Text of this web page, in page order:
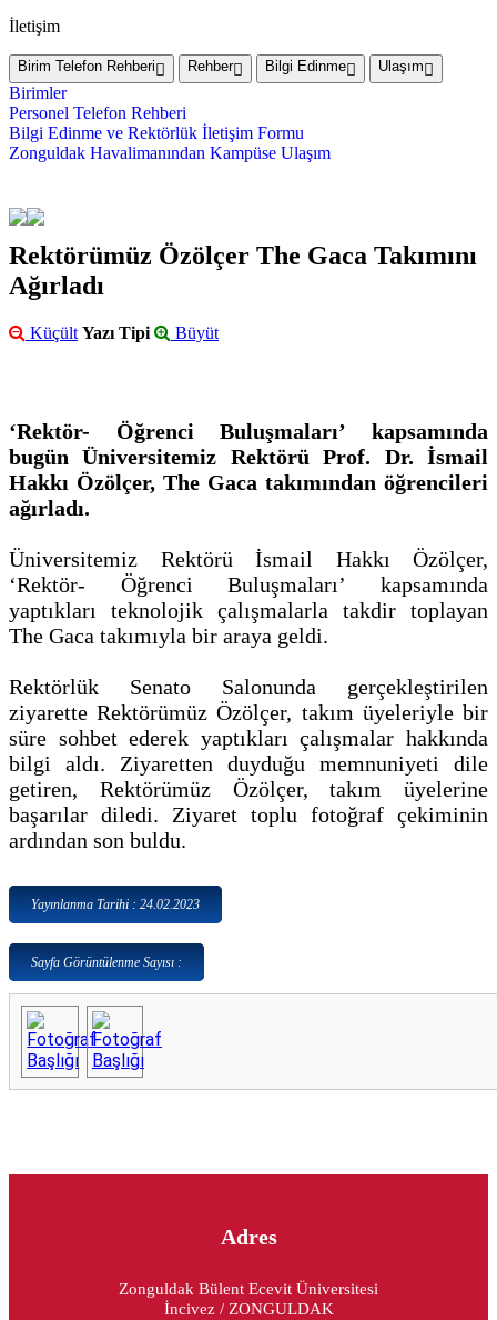
İletişim
Birim Telefon Rehberi Rehber Bilgi Edinme Ulaşım
Birimler
Personel Telefon Rehberi
Bilgi Edinme ve Rektörlük İletişim Formu
Zonguldak Havalimanından Kampüse Ulaşım
Rektörümüz Özölçer The Gaca Takımını
Ağırladı
Küçült Yazı Tipi Büyüt
‘Rektör- Öğrenci Buluşmaları’ kapsamında
bugün Üniversitemiz Rektörü Prof. Dr. İsmail
Hakkı Özölçer, The Gaca takımından öğrencileri
ağırladı.
Üniversitemiz Rektörü İsmail Hakkı Özölçer,
‘Rektör- Öğrenci Buluşmaları’ kapsamında
yaptıkları teknolojik çalışmalarla takdir toplayan
The Gaca takımıyla bir araya geldi.
Rektörlük Senato Salonunda gerçekleştirilen
ziyarette Rektörümüz Özölçer, takım üyeleriyle bir
süre sohbet ederek yaptıkları çalışmalar hakkında
bilgi aldı. Ziyaretten duyduğu memnuniyeti dile
getiren, Rektörümüz Özölçer, takım üyelerine
başarılar diledi. Ziyaret toplu fotoğraf çekiminin
ardından son buldu.
Yayınlanma Tarihi : 24.02.2023
Sayfa Görüntülenme Sayısı :
Adres
Zonguldak Bülent Ecevit Üniversitesi
İncivez / ZONGULDAK